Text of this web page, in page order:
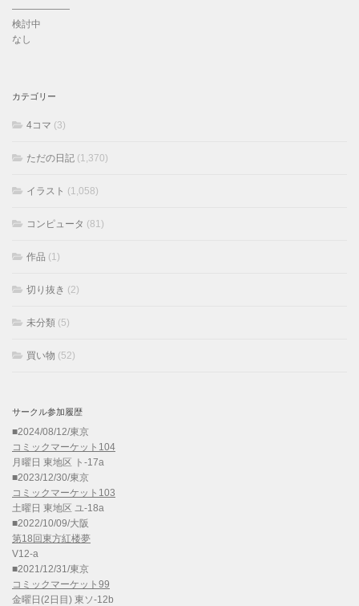
——————
検討中
なし
カテゴリー
4コマ (3)
ただの日記 (1,370)
イラスト (1,058)
コンピュータ (81)
作品 (1)
切り抜き (2)
未分類 (5)
買い物 (52)
サークル参加履歴
■2024/08/12/東京
コミックマーケット104
月曜日 東地区 ト-17a
■2023/12/30/東京
コミックマーケット103
土曜日 東地区 ユ-18a
■2022/10/09/大阪
第18回東方紅楼夢
V12-a
■2021/12/31/東京
コミックマーケット99
金曜日(2日目) 東ソ-12b